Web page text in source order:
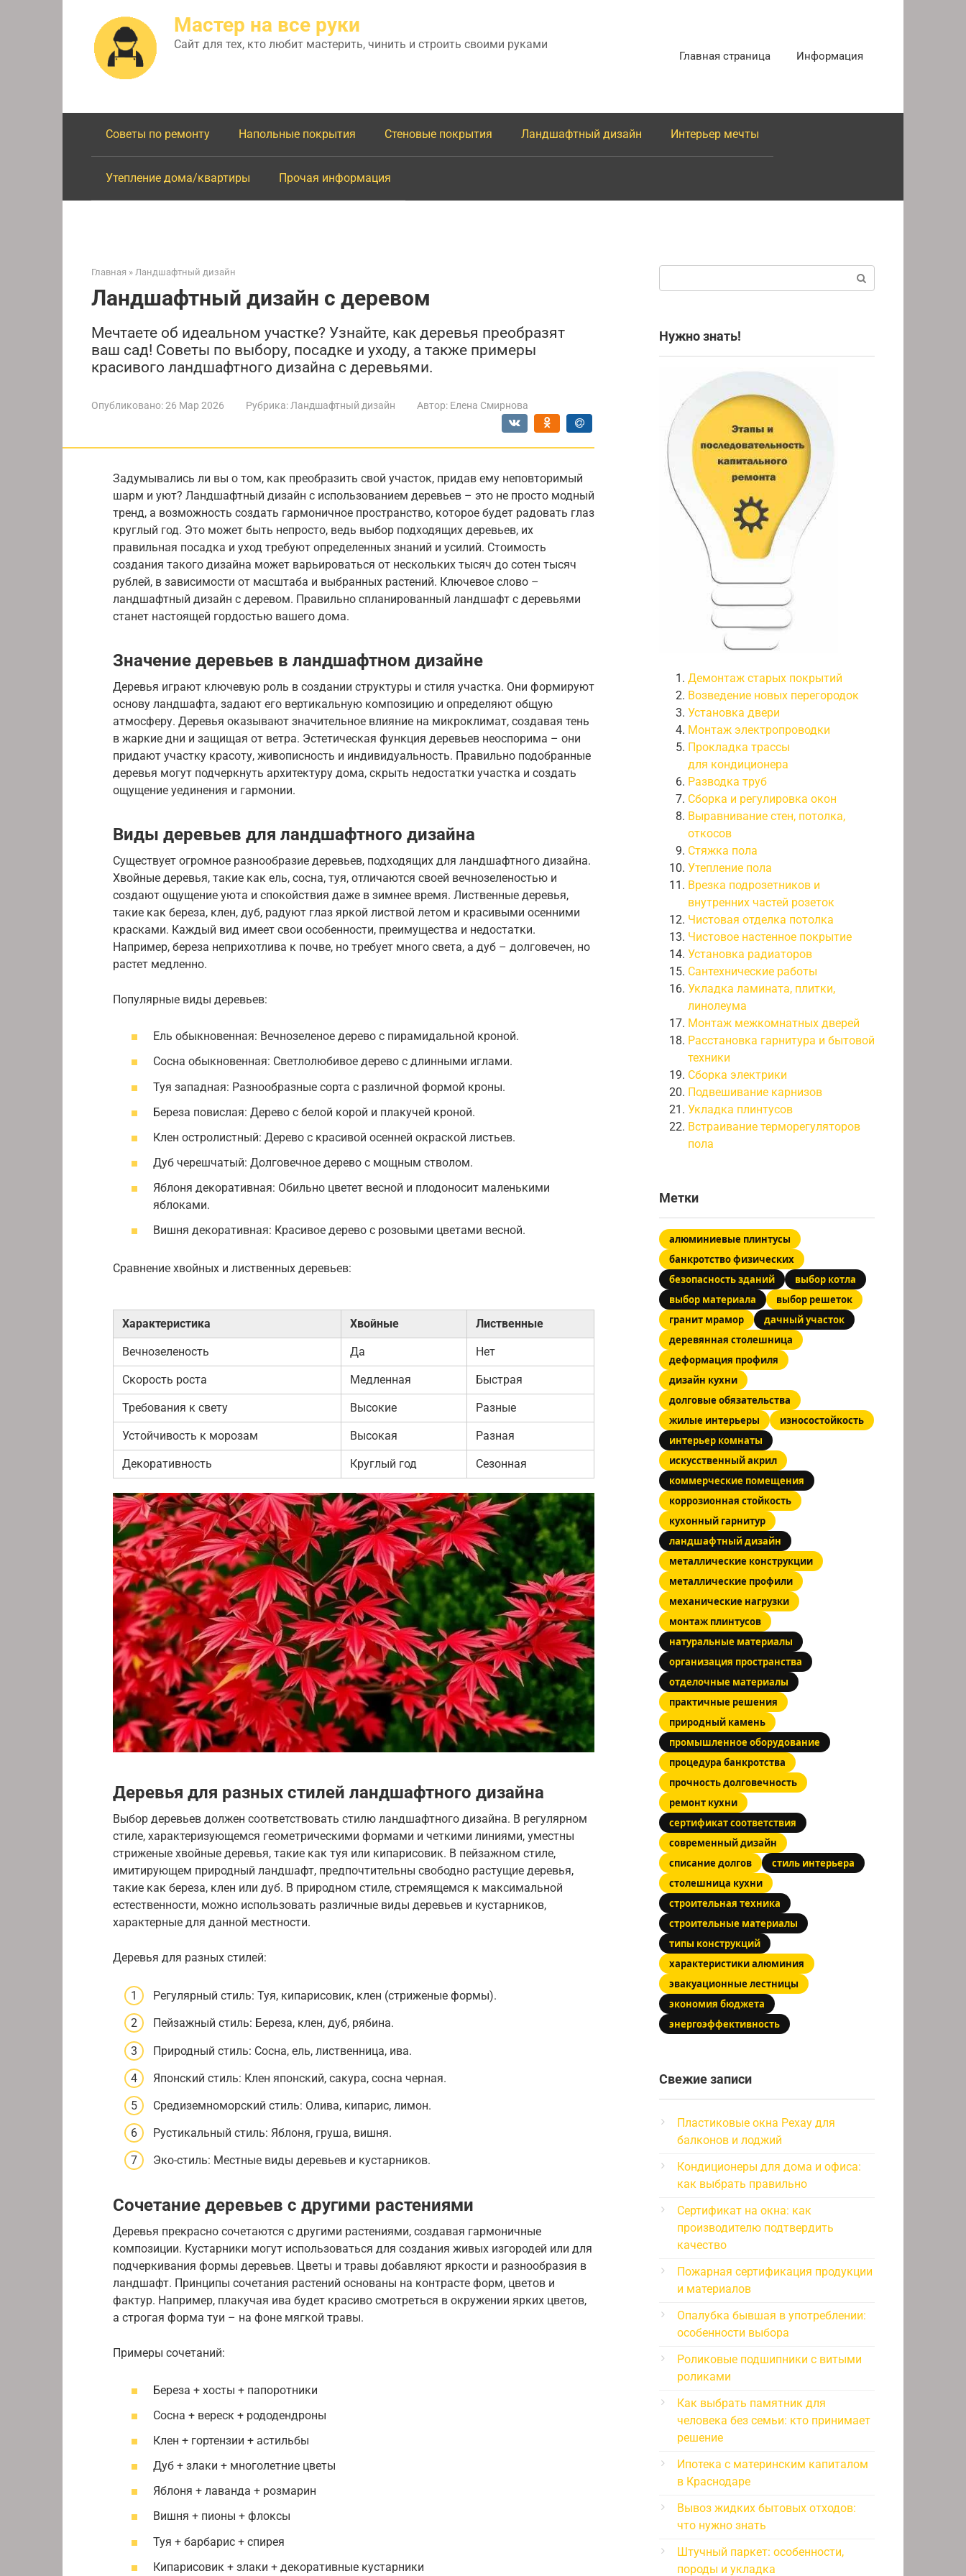
Мастер на все руки
Сайт для тех, кто любит мастерить, чинить и строить своими руками
Главная страница Информация
Советы по ремонту Напольные покрытия Стеновые покрытия Ландшафтный дизайн Интерьер мечты
Утепление дома/квартиры Прочая информация
Главная » Ландшафтный дизайн
Ландшафтный дизайн с деревом
Мечтаете об идеальном участке? Узнайте, как деревья преобразят
ваш сад! Советы по выбору, посадке и уходу, а также примеры
красивого ландшафтного дизайна с деревьями.
Опубликовано:26 Мар 2026 Рубрика: Ландшафтный дизайн Автор: Елена Смирнова
Задумывались ли вы о том, как преобразить свой участок, придав ему неповторимый
шарм и уют? Ландшафтный дизайн с использованием деревьев – это не просто модный
тренд, а возможность создать гармоничное пространство, которое будет радовать глаз
круглый год. Это может быть непросто, ведь выбор подходящих деревьев, их
правильная посадка и уход требуют определенных знаний и усилий. Стоимость
создания такого дизайна может варьироваться от нескольких тысяч до сотен тысяч
рублей, в зависимости от масштаба и выбранных растений. Ключевое слово –
ландшафтный дизайн с деревом. Правильно спланированный ландшафт с деревьями
станет настоящей гордостью вашего дома.
Значение деревьев в ландшафтном дизайне
Деревья играют ключевую роль в создании структуры и стиля участка. Они формируют
основу ландшафта, задают его вертикальную композицию и определяют общую
атмосферу. Деревья оказывают значительное влияние на микроклимат, создавая тень
в жаркие дни и защищая от ветра. Эстетическая функция деревьев неоспорима – они
придают участку красоту, живописность и индивидуальность. Правильно подобранные
деревья могут подчеркнуть архитектуру дома, скрыть недостатки участка и создать
ощущение уединения и гармонии.
Виды деревьев для ландшафтного дизайна
Существует огромное разнообразие деревьев, подходящих для ландшафтного дизайна.
Хвойные деревья, такие как ель, сосна, туя, отличаются своей вечнозеленостью и
создают ощущение уюта и спокойствия даже в зимнее время. Лиственные деревья,
такие как береза, клен, дуб, радуют глаз яркой листвой летом и красивыми осенними
красками. Каждый вид имеет свои особенности, преимущества и недостатки.
Например, береза неприхотлива к почве, но требует много света, а дуб – долговечен, но
растет медленно.
Популярные виды деревьев:
Ель обыкновенная: Вечнозеленое дерево с пирамидальной кроной.
Сосна обыкновенная: Светлолюбивое дерево с длинными иглами.
Туя западная: Разнообразные сорта с различной формой кроны.
Береза повислая: Дерево с белой корой и плакучей кроной.
Клен остролистный: Дерево с красивой осенней окраской листьев.
Дуб черешчатый: Долговечное дерево с мощным стволом.
Яблоня декоративная: Обильно цветет весной и плодоносит маленькими
яблоками.
Вишня декоративная: Красивое дерево с розовыми цветами весной.
Сравнение хвойных и лиственных деревьев:
Характеристика Хвойные Лиственные
Вечнозеленость Да Нет
Скорость роста Медленная Быстрая
Требования к свету Высокие Разные
Устойчивость к морозам Высокая Разная
Декоративность Круглый год Сезонная
Деревья для разных стилей ландшафтного дизайна
Выбор деревьев должен соответствовать стилю ландшафтного дизайна. В регулярном
стиле, характеризующемся геометрическими формами и четкими линиями, уместны
стриженые хвойные деревья, такие как туя или кипарисовик. В пейзажном стиле,
имитирующем природный ландшафт, предпочтительны свободно растущие деревья,
такие как береза, клен или дуб. В природном стиле, стремящемся к максимальной
естественности, можно использовать различные виды деревьев и кустарников,
характерные для данной местности.
Деревья для разных стилей:
Регулярный стиль: Туя, кипарисовик, клен (стриженые формы).
Пейзажный стиль: Береза, клен, дуб, рябина.
Природный стиль: Сосна, ель, лиственница, ива.
Японский стиль: Клен японский, сакура, сосна черная.
Средиземноморский стиль: Олива, кипарис, лимон.
Рустикальный стиль: Яблоня, груша, вишня.
Эко-стиль: Местные виды деревьев и кустарников.
Сочетание деревьев с другими растениями
Деревья прекрасно сочетаются с другими растениями, создавая гармоничные
композиции. Кустарники могут использоваться для создания живых изгородей или для
подчеркивания формы деревьев. Цветы и травы добавляют яркости и разнообразия в
ландшафт. Принципы сочетания растений основаны на контрасте форм, цветов и
фактур. Например, плакучая ива будет красиво смотреться в окружении ярких цветов,
а строгая форма туи – на фоне мягкой травы.
Примеры сочетаний:
Береза + хосты + папоротники
Сосна + вереск + рододендроны
Клен + гортензии + астильбы
Дуб + злаки + многолетние цветы
Яблоня + лаванда + розмарин
Вишня + пионы + флоксы
Туя + барбарис + спирея
Кипарисовик + злаки + декоративные кустарники
Нужно знать!
Демонтаж старых покрытий
Возведение новых перегородок
Установка двери
Монтаж электропроводки
Прокладка трассы
для кондиционера
Разводка труб
Сборка и регулировка окон
Выравнивание стен, потолка,
откосов
Стяжка пола
Утепление пола
Врезка подрозетников и
внутренних частей розеток
Чистовая отделка потолка
Чистовое настенное покрытие
Установка радиаторов
Сантехнические работы
Укладка ламината, плитки,
линолеума
Монтаж межкомнатных дверей
Расстановка гарнитура и бытовой
техники
Сборка электрики
Подвешивание карнизов
Укладка плинтусов
Встраивание терморегуляторов
пола
Метки
алюминиевые плинтусы
банкротство физических
безопасность зданий
выбор котла
выбор материала
выбор решеток
гранит мрамор
дачный участок
деревянная столешница
деформация профиля
дизайн кухни
долговые обязательства
жилые интерьеры
износостойкость
интерьер комнаты
искусственный акрил
коммерческие помещения
коррозионная стойкость
кухонный гарнитур
ландшафтный дизайн
металлические конструкции
металлические профили
механические нагрузки
монтаж плинтусов
натуральные материалы
организация пространства
отделочные материалы
практичные решения
природный камень
промышленное оборудование
процедура банкротства
прочность долговечность
ремонт кухни
сертификат соответствия
современный дизайн
списание долгов
стиль интерьера
столешница кухни
строительная техника
строительные материалы
типы конструкций
характеристики алюминия
эвакуационные лестницы
экономия бюджета
энергоэффективность
Свежие записи
Пластиковые окна Рехау для
балконов и лоджий
Кондиционеры для дома и офиса:
как выбрать правильно
Сертификат на окна: как
производителю подтвердить
качество
Пожарная сертификация продукции
и материалов
Опалубка бывшая в употреблении:
особенности выбора
Роликовые подшипники с витыми
роликами
Как выбрать памятник для
человека без семьи: кто принимает
решение
Ипотека с материнским капиталом
в Краснодаре
Вывоз жидких бытовых отходов:
что нужно знать
Штучный паркет: особенности,
породы и укладка